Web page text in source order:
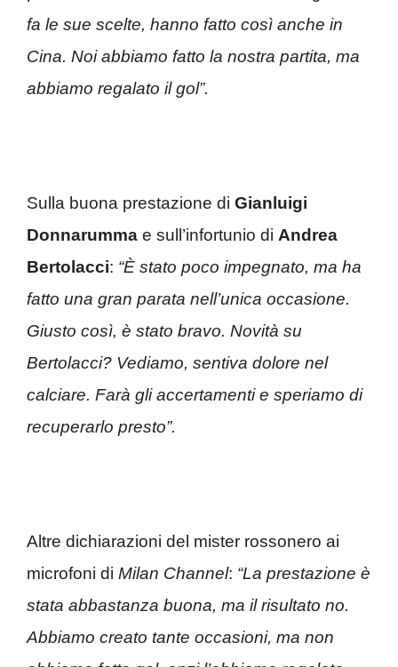
fa le sue scelte, hanno fatto così anche in
Cina. Noi abbiamo fatto la nostra partita, ma
abbiamo regalato il gol”.
Sulla buona prestazione di Gianluigi
Donnarumma e sull’infortunio di Andrea
Bertolacci: “È stato poco impegnato, ma ha
fatto una gran parata nell’unica occasione.
Giusto così, è stato bravo. Novità su
Bertolacci? Vediamo, sentiva dolore nel
calciare. Farà gli accertamenti e speriamo di
recuperarlo presto”.
Altre dichiarazioni del mister rossonero ai
microfoni di Milan Channel: “La prestazione è
stata abbastanza buona, ma il risultato no.
Abbiamo creato tante occasioni, ma non